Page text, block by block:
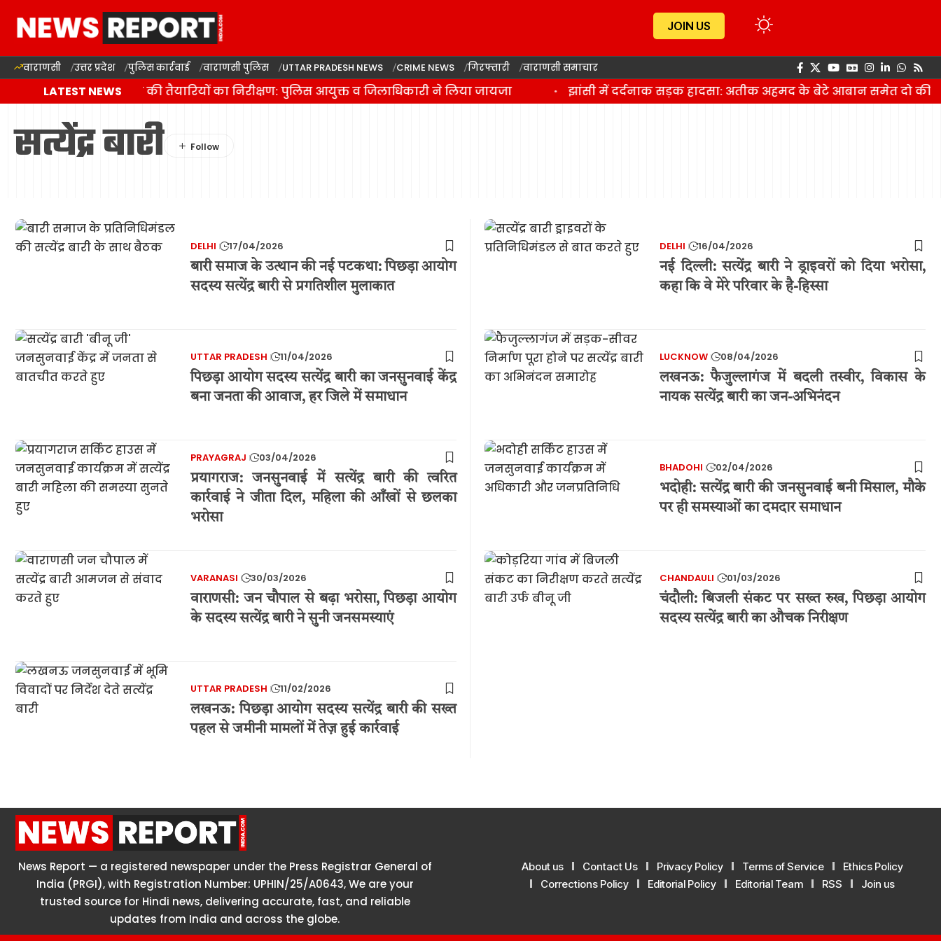
JOIN US
वाराणसी उत्तर प्रदेश पुलिस कार्रवाई वाराणसी पुलिस UTTAR PRADESH NEWS CRIME NEWS गिरफ्तारी वाराणसी समाचार
LATEST NEWS
वाराणसी में कांवड़ यात्रा की तैयारियों का निरीक्षण: पुलिस आयुक्त व जिलाधिकारी ने लिया जायजा झांसी में दर्दनाक सड़क हादसा: अतीक अहमद के बेटे आबान समेत दो की
सत्येंद्र बारी
DELHI 17/04/2026
बारी समाज के उत्थान की नई पटकथा: पिछड़ा आयोग
सदस्य सत्येंद्र बारी से प्रगतिशील मुलाकात
DELHI 16/04/2026
नई दिल्ली: सत्येंद्र बारी ने ड्राइवरों को दिया भरोसा,
कहा कि वे मेरे परिवार के है-हिस्सा
UTTAR PRADESH 11/04/2026
पिछड़ा आयोग सदस्य सत्येंद्र बारी का जनसुनवाई केंद्र
बना जनता की आवाज, हर जिले में समाधान
LUCKNOW 08/04/2026
लखनऊ: फैजुल्लागंज में बदली तस्वीर, विकास के
नायक सत्येंद्र बारी का जन-अभिनंदन
PRAYAGRAJ 03/04/2026
प्रयागराज: जनसुनवाई में सत्येंद्र बारी की त्वरित
कार्रवाई ने जीता दिल, महिला की आँखों से छलका
भरोसा
BHADOHI 02/04/2026
भदोही: सत्येंद्र बारी की जनसुनवाई बनी मिसाल, मौके
पर ही समस्याओं का दमदार समाधान
VARANASI 30/03/2026
वाराणसी: जन चौपाल से बढ़ा भरोसा, पिछड़ा आयोग
के सदस्य सत्येंद्र बारी ने सुनी जनसमस्याएं
CHANDAULI 01/03/2026
चंदौली: बिजली संकट पर सख्त रुख, पिछड़ा आयोग
सदस्य सत्येंद्र बारी का औचक निरीक्षण
UTTAR PRADESH 11/02/2026
लखनऊ: पिछड़ा आयोग सदस्य सत्येंद्र बारी की सख्त
पहल से जमीनी मामलों में तेज़ हुई कार्रवाई
News Report — a registered newspaper under the Press Registrar General of
India (PRGI), with Registration Number: UPHIN/25/A0643, We are your
trusted source for Hindi news, delivering accurate, fast, and reliable
updates from India and across the globe.
About us Contact Us Privacy Policy Terms of Service
Ethics Policy
Corrections Policy
Editorial Policy Editorial Team RSS Join us